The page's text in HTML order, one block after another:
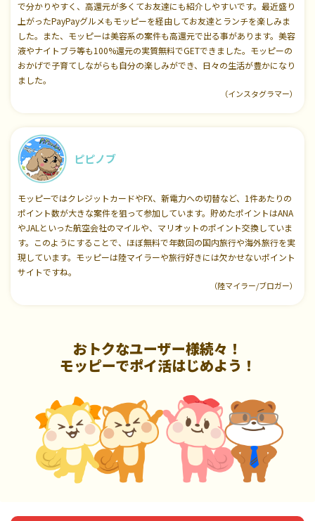
で分かりやすく、高還元が多くてお友達にも紹介しやすいです。最近盛り
上がったPayPayグルメもモッピーを経由してお友達とランチを楽しみま
した。また、モッピーは美容系の案件も高還元で出る事があります。美容
液やナイトブラ等も100%還元の実質無料でGETできました。モッピーの
おかげで子育てしながらも自分の楽しみができ、日々の生活が豊かになり
ました。
（インスタグラマー）
ピピノブ
モッピーではクレジットカードやFX、新電力への切替など、1件あたりの
ポイント数が大きな案件を狙って参加しています。貯めたポイントはANA
やJALといった航空会社のマイルや、マリオットのポイント交換していま
す。このようにすることで、ほぼ無料で年数回の国内旅行や海外旅行を実
現しています。モッピーは陸マイラーや旅行好きには欠かせないポイント
サイトですね。
（陸マイラー/ブロガー）
おトクなユーザー様続々！
モッピーでポイ活はじめよう！